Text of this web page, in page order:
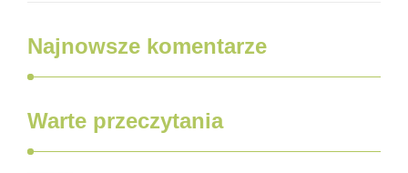
Najnowsze komentarze
Warte przeczytania